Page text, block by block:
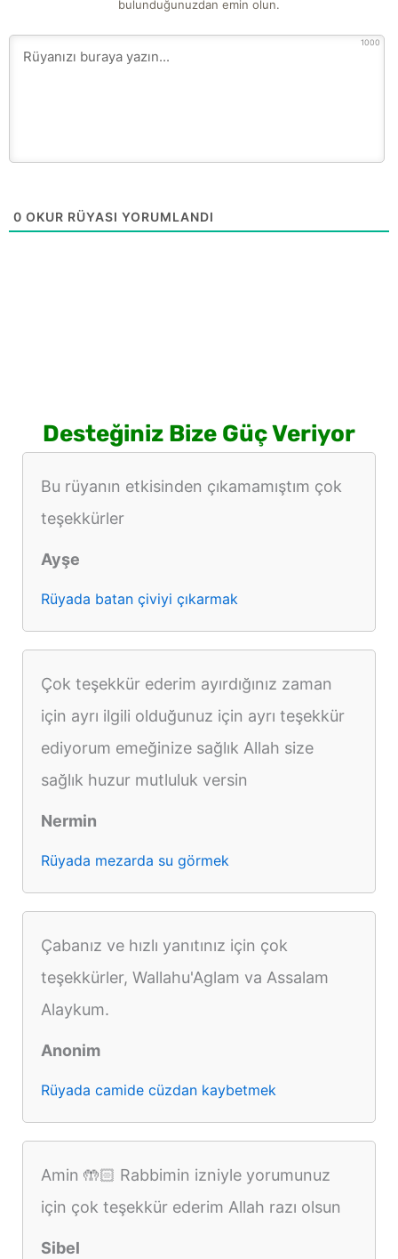
bulunduğunuzdan emin olun.
1000
0 OKUR RÜYASI YORUMLANDI
Desteğiniz Bize Güç Veriyor
Bu rüyanın etkisinden çıkamamıştım çok
teşekkürler
Ayşe
Rüyada batan çiviyi çıkarmak
Çok teşekkür ederim ayırdığınız zaman
için ayrı ilgili olduğunuz için ayrı teşekkür
ediyorum emeğinize sağlık Allah size
sağlık huzur mutluluk versin
Nermin
Rüyada mezarda su görmek
Çabanız ve hızlı yanıtınız için çok
teşekkürler, Wallahu'Aglam va Assalam
Alaykum.
Anonim
Rüyada camide cüzdan kaybetmek
Amin 🤲🏻 Rabbimin izniyle yorumunuz
için çok teşekkür ederim Allah razı olsun
Sibel